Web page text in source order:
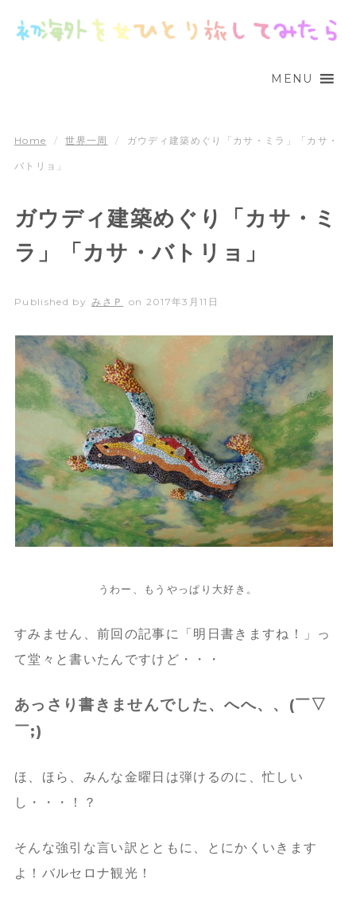
MENU
Home / 世界一周 / ガウディ建築めぐり「カサ・ミラ」「カサ・
バトリョ」
ガウディ建築めぐり「カサ・ミ
ラ」「カサ・バトリョ」
Published by みさＰ on 2017年3月11日
うわー、もうやっぱり大好き。
すみません、前回の記事に「明日書きますね！」っ
て堂々と書いたんですけど・・・
あっさり書きませんでした、へへ、、(￣▽
￣;)
ほ、ほら、みんな金曜日は弾けるのに、忙しい
し・・・！？
そんな強引な言い訳とともに、とにかくいきます
よ！バルセロナ観光！